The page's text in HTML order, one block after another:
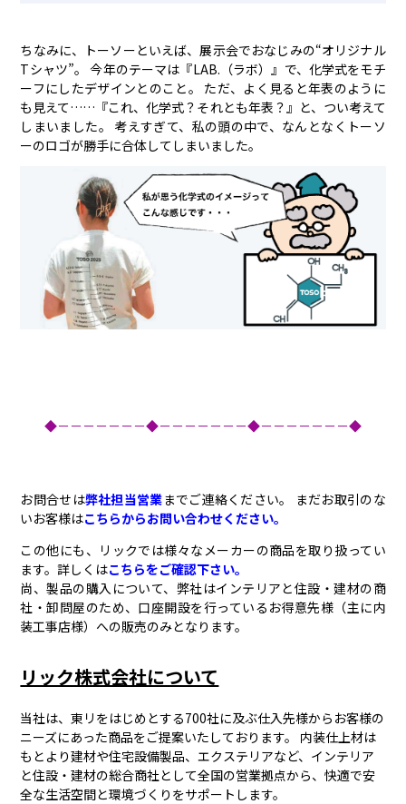
ちなみに、トーソーといえば、展示会でおなじみの“オリジナル
Tシャツ”。 今年のテーマは『LAB.（ラボ）』で、化学式をモチ
ーフにしたデザインとのこと。 ただ、よく見ると年表のように
も見えて……『これ、化学式？それとも年表？』と、つい考えて
しまいました。 考えすぎて、私の頭の中で、なんとなくトーソ
ーのロゴが勝手に合体してしまいました。
◆－－－－－－－◆－－－－－－－◆－－－－－－－◆
お問合せは弊社担当営業までご連絡ください。 まだお取引のな
いお客様はこちらからお問い合わせください。
この他にも、リックでは様々なメーカーの商品を取り扱ってい
ます。詳しくはこちらをご確認下さい。
尚、製品の購入について、弊社はインテリアと住設・建材の商
社・卸問屋のため、口座開設を行っているお得意先様（主に内
装工事店様）への販売のみとなります。
リック株式会社について
当社は、東リをはじめとする700社に及ぶ仕入先様からお客様の
ニーズにあった商品をご提案いたしております。 内装仕上材は
もとより建材や住宅設備製品、エクステリアなど、インテリア
と住設・建材の総合商社として全国の営業拠点から、快適で安
全な生活空間と環境づくりをサポートします。